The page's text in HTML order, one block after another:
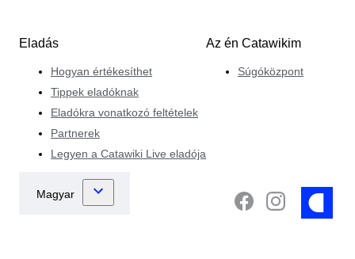
Eladás
Hogyan értékesíthet
Tippek eladóknak
Eladókra vonatkozó feltételek
Partnerek
Legyen a Catawiki Live eladója
Az én Catawikim
Súgóközpont